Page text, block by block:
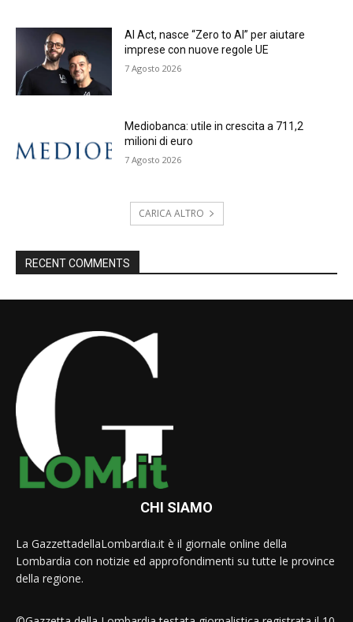
AI Act, nasce “Zero to AI” per aiutare
imprese con nuove regole UE
7 Agosto 2026
Mediobanca: utile in crescita a 711,2
milioni di euro
7 Agosto 2026
CARICA ALTRO
RECENT COMMENTS
CHI SIAMO
La GazzettadellaLombardia.it è il giornale online della
Lombardia con notizie ed approfondimenti su tutte le province
della regione.